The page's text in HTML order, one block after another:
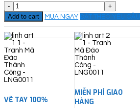
Tranh
Mã
Đáo
Thành
Công
-
LNG0011
quantity
Add to cart MUA NGAY ĐẶT THEO YÊU CẦU
VẼ TAY 100%
MIỄN PHÍ GIAO
HÀNG